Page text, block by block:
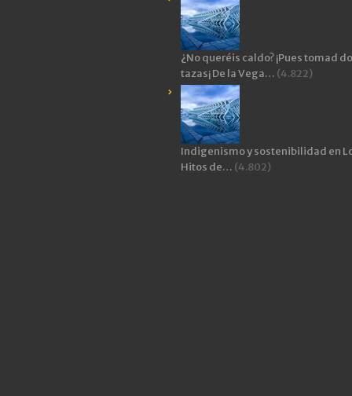
¿No queréis caldo? ¡Pues tomad
tazas¡ De la Vega… (4.822)
Indigenismo y sostenibilidad en
Hitos de… (4.802)